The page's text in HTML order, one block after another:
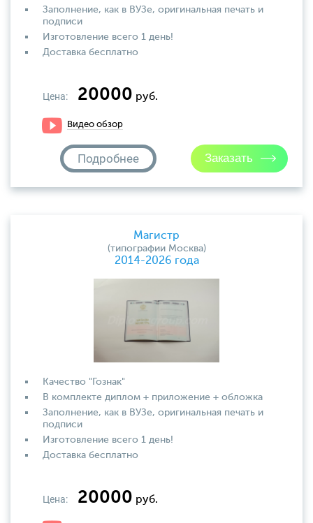
Заполнение, как в ВУЗе, оригинальная печать и
подписи
Изготовление всего 1 день!
Доставка бесплатно
Цена: 20000 руб.
Видео обзор
Подробнее
Магистр
(типографии Москва)
2014-2026 года
Качество "Гознак"
В комплекте диплом + приложение + обложка
Заполнение, как в ВУЗе, оригинальная печать и
подписи
Изготовление всего 1 день!
Доставка бесплатно
Цена: 20000 руб.